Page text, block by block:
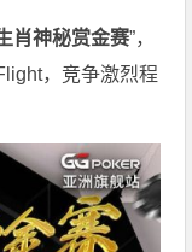
肖神秘赏金赛”，
，竞争激烈程